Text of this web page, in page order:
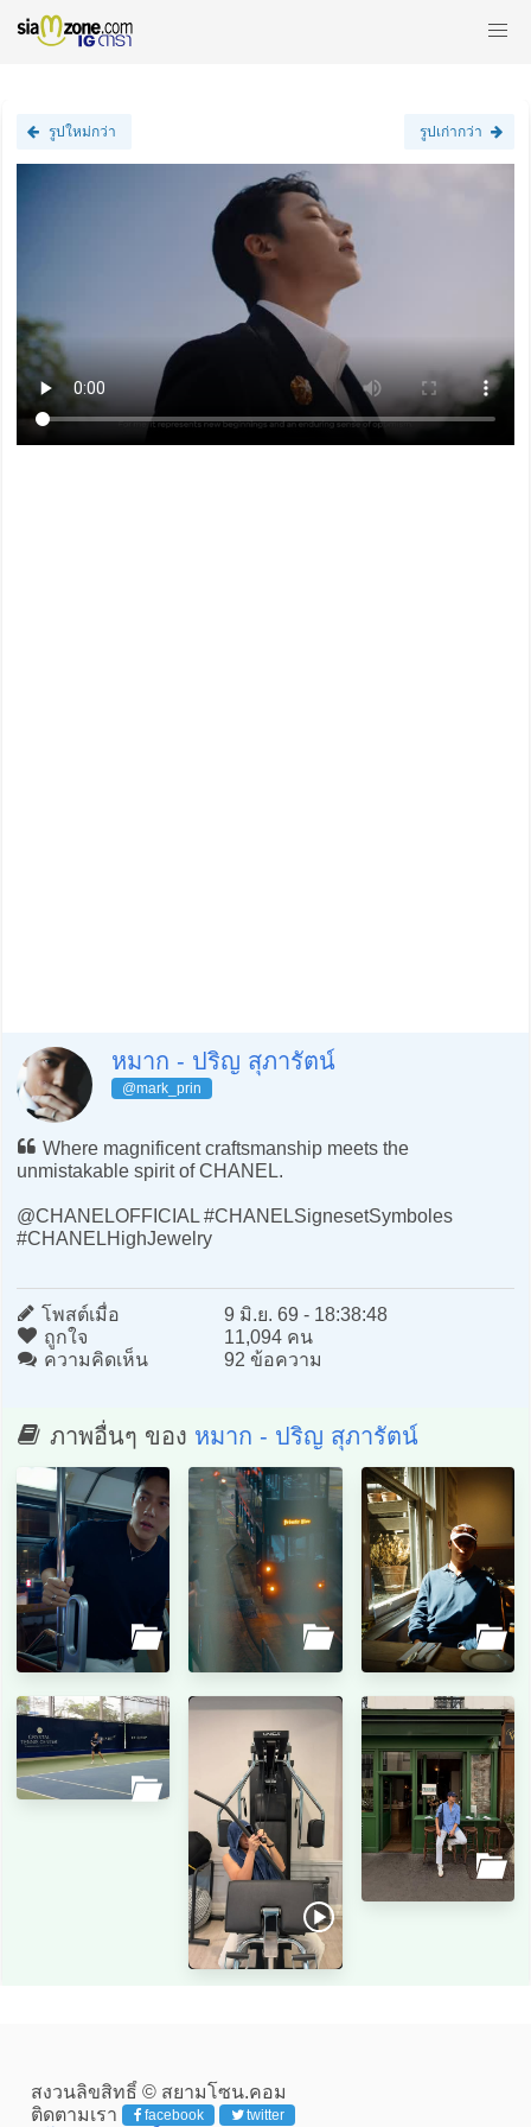
รูปใหม่กว่า รูปเก่ากว่า
หมาก - ปริญ สุภารัตน์
@mark_prin
Where magnificent craftsmanship meets the
unmistakable spirit of CHANEL.
@CHANELOFFICIAL #CHANELSignesetSymboles
#CHANELHighJewelry
โพสต์เมื่อ
9 มิ.ย. 69 - 18:38:48
ถูกใจ
11,094 คน
ความคิดเห็น
92 ข้อความ
ภาพอื่นๆ ของ หมาก - ปริญ สุภารัตน์
สงวนลิขสิทธิ์ © สยามโซน.คอม
ติดตามเรา
facebook twitter